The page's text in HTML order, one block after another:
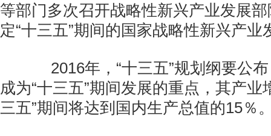
等部门多次召开战略性新兴产业发展
定“十三五”期间的国家战略性新兴产业
2016年，“十三五”规划纲要公布
成为“十三五”期间发展的重点，其产业
三五”期间将达到国内生产总值的15％